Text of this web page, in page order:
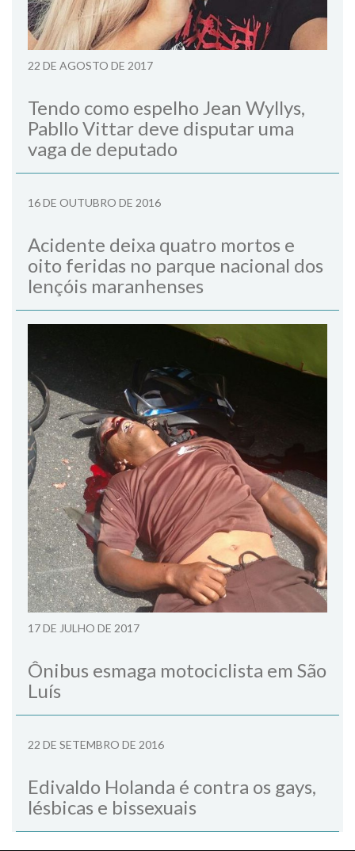
22 DE AGOSTO DE 2017
Tendo como espelho Jean Wyllys,
Pabllo Vittar deve disputar uma
vaga de deputado
16 DE OUTUBRO DE 2016
Acidente deixa quatro mortos e
oito feridas no parque nacional dos
lençóis maranhenses
17 DE JULHO DE 2017
Ônibus esmaga motociclista em São
Luís
22 DE SETEMBRO DE 2016
Edivaldo Holanda é contra os gays,
lésbicas e bissexuais